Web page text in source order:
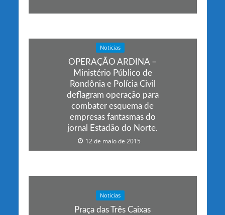
Noticias
OPERAÇÃO ARDINA –
Ministério Público de
Rondônia e Polícia Civil
deflagram operação para
combater esquema de
empresas fantasmas do
jornal Estadão do Norte.
12 de maio de 2015
Noticias
Praça das Três Caixas